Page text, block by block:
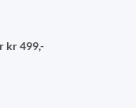
kr 499,-